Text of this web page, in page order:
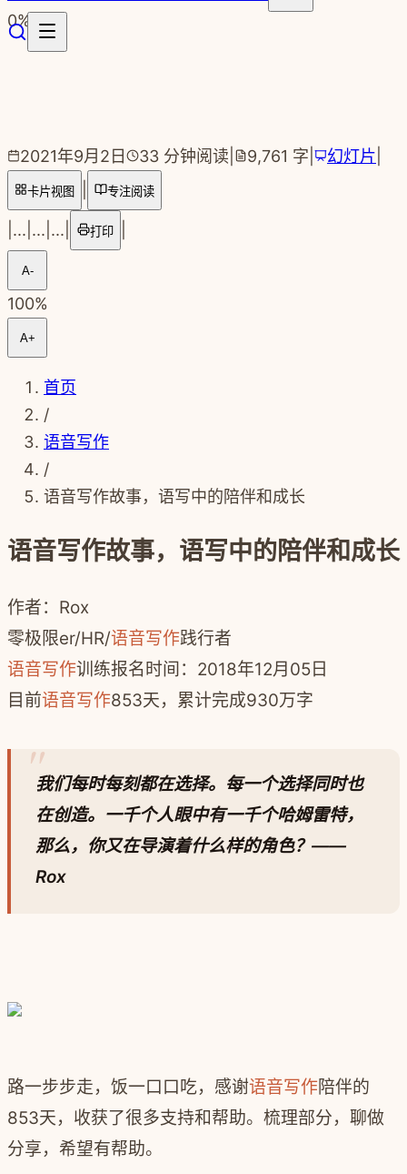
跳转到主要内容
0%
2021年9月2日 33 分钟阅读 9,761 字 幻灯片
卡片视图 专注阅读
... ... ... 打印
A-
100%
A+
首页
/
语音写作
/
语音写作故事，语写中的陪伴和成长
语音写作故事，语写中的陪伴和成长
作者： Rox
零极限er/HR/语音写作践行者
语音写作训练报名时间： 2018年12月05日
目前语音写作853天，累计完成930万字
我们每时每刻都在选择。每一个选择同时也
在创造。一千个人眼中有一千个哈姆雷特，
那么，你又在导演着什么样的角色？ ——
Rox
路一步步走，饭一口口吃，感谢语音写作陪伴的
853天，收获了很多支持和帮助。梳理部分，聊做
分享，希望有帮助。